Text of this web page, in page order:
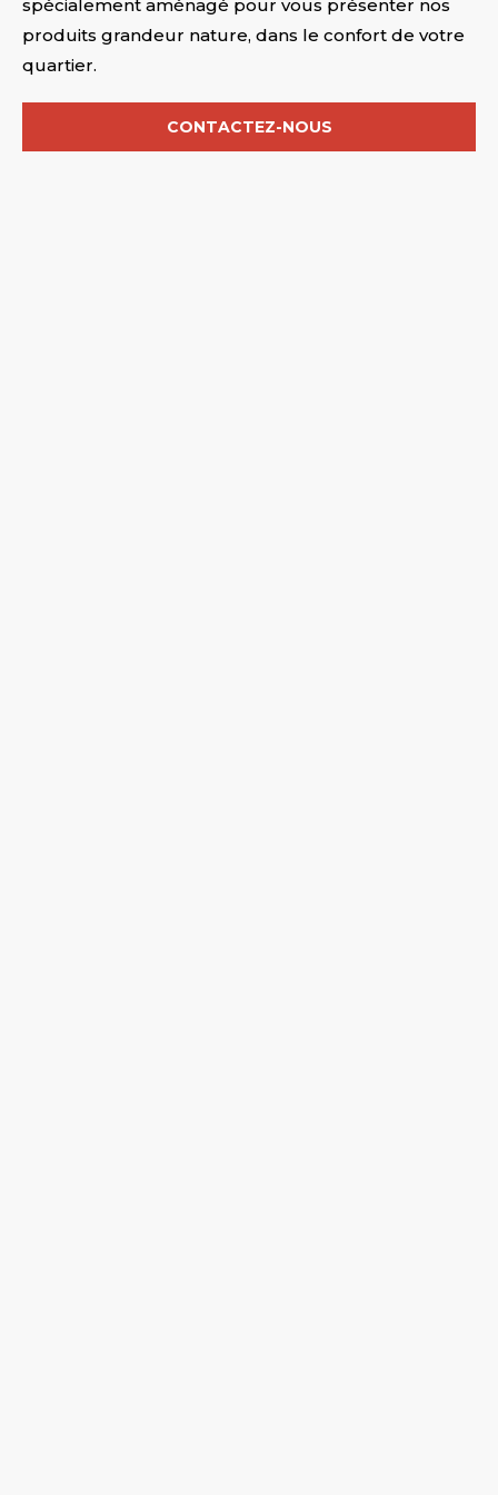
spécialement aménagé pour vous présenter nos
produits grandeur nature, dans le confort de votre
quartier.
CONTACTEZ-NOUS